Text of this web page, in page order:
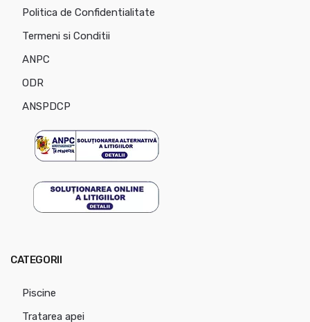
Politica de Confidentialitate
Termeni si Conditii
ANPC
ODR
ANSPDCP
CATEGORII
Piscine
Tratarea apei